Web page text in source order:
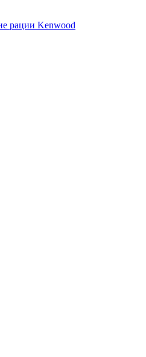
рации Kenwood